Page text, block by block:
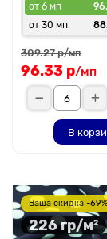
от 6 мп
от 30 мп
309.27 р/мп
96.33 р/мп
В
Ваша скидка -69%
226 гр/м²